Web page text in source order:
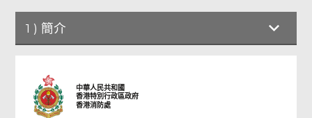
1 ) 簡介
中華人民共和國
香港特別行政區政府
香港消防處
頁